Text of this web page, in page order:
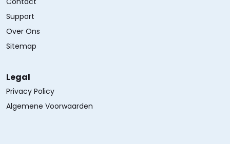
Support
Over Ons
Sitemap
Legal
Privacy Policy
Algemene Voorwaarden